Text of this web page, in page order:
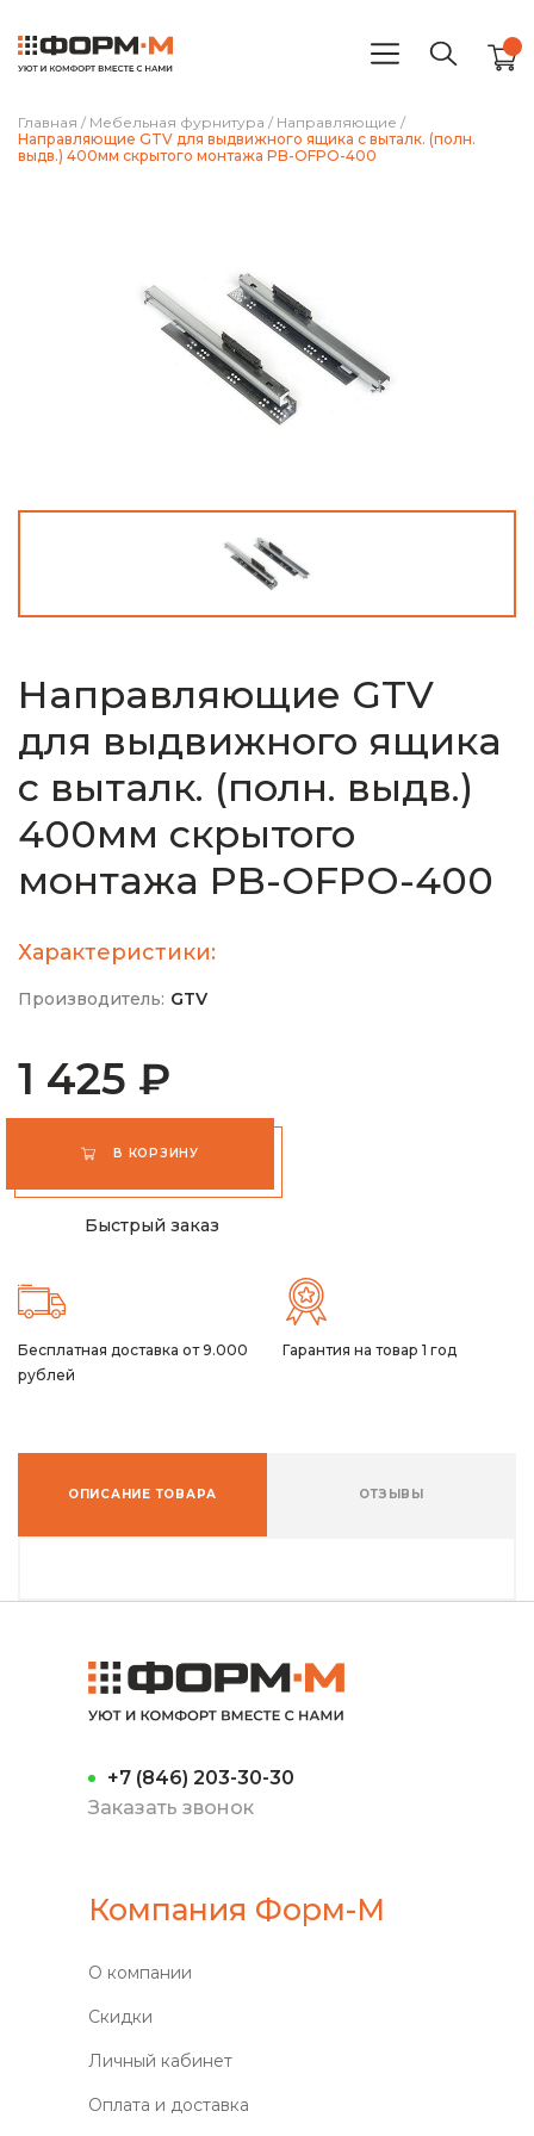
Главная / Мебельная фурнитура / Направляющие /
Направляющие GTV для выдвижного ящика с выталк. (полн.
выдв.) 400мм скрытого монтажа PB-OFPO-400
Направляющие GTV
для выдвижного ящика
с выталк. (полн. выдв.)
400мм скрытого
монтажа PB-OFPO-400
Характеристики:
Производитель: GTV
1 425 ₽
В КОРЗИНУ
Быстрый заказ
Бесплатная доставка от 9.000
рублей
Гарантия на товар 1 год
ОПИСАНИЕ ТОВАРА ОТЗЫВЫ
+7 (846) 203-30-30
Заказать звонок
Компания Форм-М
О компании
Скидки
Личный кабинет
Оплата и доставка